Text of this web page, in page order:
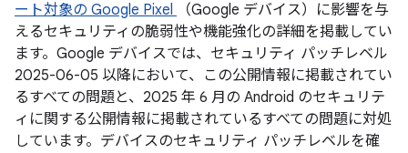
ート対象の Google Pixel
（Google デバイス）に影響を与
えるセキュリティの脆弱性や機能強化の詳細を掲載してい
ます。Google デバイスでは、セキュリティ パッチレベル
2025-06-05 以降において、この公開情報に掲載されてい
るすべての問題と、2025 年 6 月の Android のセキュリテ
ィに関する公開情報に掲載されているすべての問題に対処
しています。デバイスのセキュリティ パッチレベルを確